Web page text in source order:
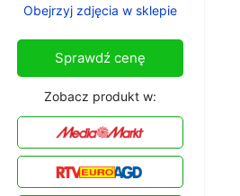
Obejrzyj zdjęcia w sklepie
Sprawdź cenę
Zobacz produkt w: